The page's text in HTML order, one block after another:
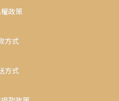
政策
方式
方式